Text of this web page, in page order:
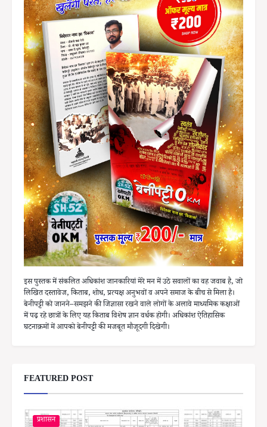
इस पुस्तक में संकलित अधिकांश जानकारियां मेरे मन में उठे सवालों का वह जवाब है, जो
लिखित दस्तावेज, किताब, शोध, प्रत्यक्ष अनुभवों व अपने समाज के बीच से मिला है।
बेनीपट्टी को जानने–समझने की जिज्ञासा रखने वाले लोगों के अलावे माध्यमिक कक्षाओं
में पढ़ रहे छात्रों के लिए यह किताब विशेष ज्ञान वर्धक होगी। अधिकांश ऐतिहासिक
घटनाक्रमों में आपको बेनीपट्टी की मजबूत मौजूदगी दिखेगी।
FEATURED POST
प्रशासन